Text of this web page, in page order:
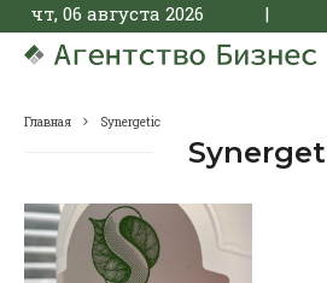
чт, 06 августа 2026 |
Главная Synergetic